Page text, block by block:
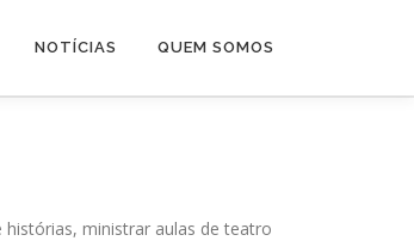
NOTÍCIAS QUEM SOMOS
ministrar aulas de teatro